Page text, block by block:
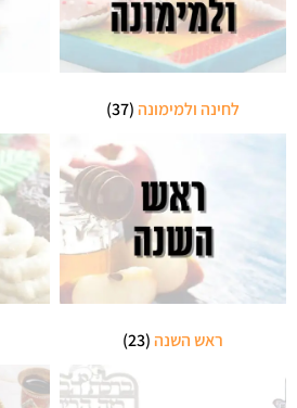
לחינה ולמימונה(37)
ראש השנה(23)